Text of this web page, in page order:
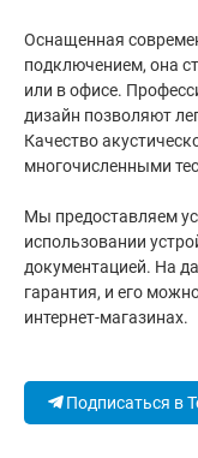
Оснащенная
подключением, она
или в офисе.
дизайн позволяют
Качество
многочисленными
Мы предоставляем
использовании
документацией. На
гарантия, и его
интернет-магазинах.
Подписаться в